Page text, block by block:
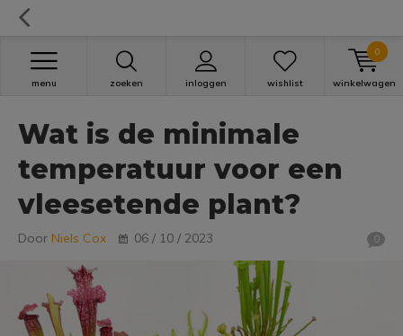
zoeken inloggen
menu wishlist winkelwagen
0
Wat is de minimale
temperatuur voor een
vleesetende plant?
Door Niels Cox 06 / 10 / 2023 0